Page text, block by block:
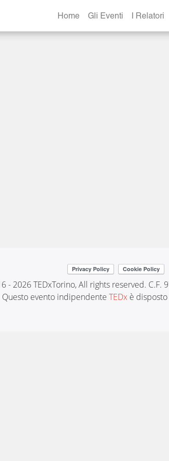
Home Gli Eventi I Relatori
- 2026 TEDxTorino, All rights reserved. C.F.
Questo evento indipendente TEDx è